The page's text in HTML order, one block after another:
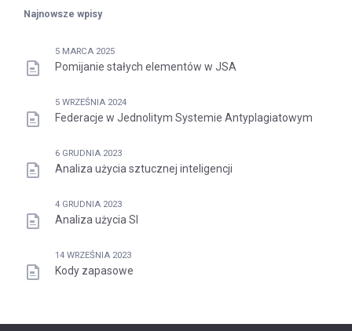
Najnowsze wpisy
5 MARCA 2025
Pomijanie stałych elementów w JSA
5 WRZEŚNIA 2024
Federacje w Jednolitym Systemie Antyplagiatowym
6 GRUDNIA 2023
Analiza użycia sztucznej inteligencji
4 GRUDNIA 2023
Analiza użycia SI
14 WRZEŚNIA 2023
Kody zapasowe